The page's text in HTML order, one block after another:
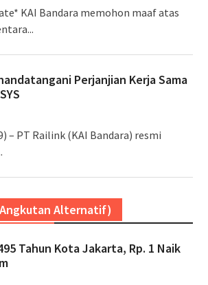
KAI Bandara memohon maaf atas
Perjanjian Kerja Sama
– PT Railink (KAI Bandara) resmi
Alternatif)
Tahun Kota Jakarta, Rp. 1 Naik